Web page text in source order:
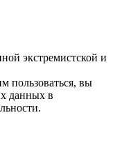
экстремистской и
пользоваться, вы
данных в